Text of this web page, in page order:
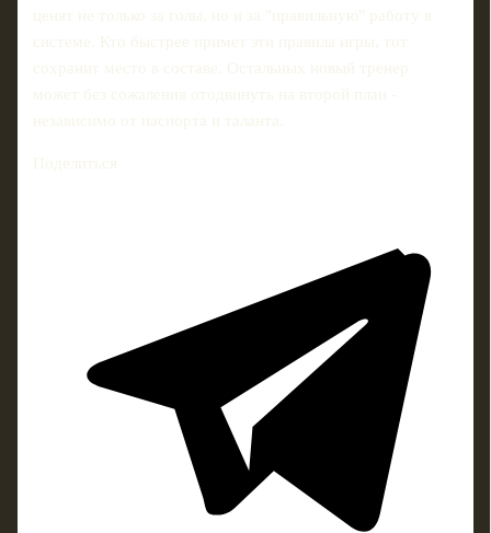
ценят не только за голы, но и за "правильную" работу в
системе. Кто быстрее примет эти правила игры, тот
сохранит место в составе. Остальных новый тренер
может без сожаления отодвинуть на второй план -
независимо от паспорта и таланта.
Поделиться